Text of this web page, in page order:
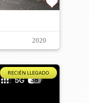
2020
RECIÉN LLEGADO